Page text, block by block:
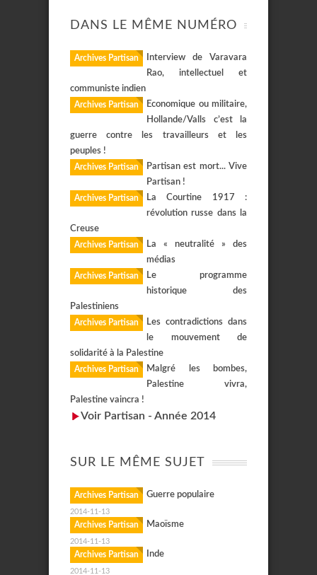
DANS LE MÊME NUMÉRO
Archives Partisan
Interview de Varavara
Rao, intellectuel et
communiste indien
Archives Partisan
Economique ou militaire,
Hollande/Valls c’est la
guerre contre les travailleurs et les
peuples !
Archives Partisan
Partisan est mort... Vive
Partisan !
Archives Partisan
La Courtine 1917 :
révolution russe dans la
Creuse
Archives Partisan
La « neutralité » des
médias
Archives Partisan
Le programme
historique des
Palestiniens
Archives Partisan
Les contradictions dans
le mouvement de
solidarité à la Palestine
Archives Partisan
Malgré les bombes,
Palestine vivra,
Palestine vaincra !
Voir Partisan - Année 2014
SUR LE MÊME SUJET
Archives Partisan Guerre populaire
2014-11-13
Archives Partisan Maoïsme
2014-11-13
Archives Partisan Inde
2014-11-13